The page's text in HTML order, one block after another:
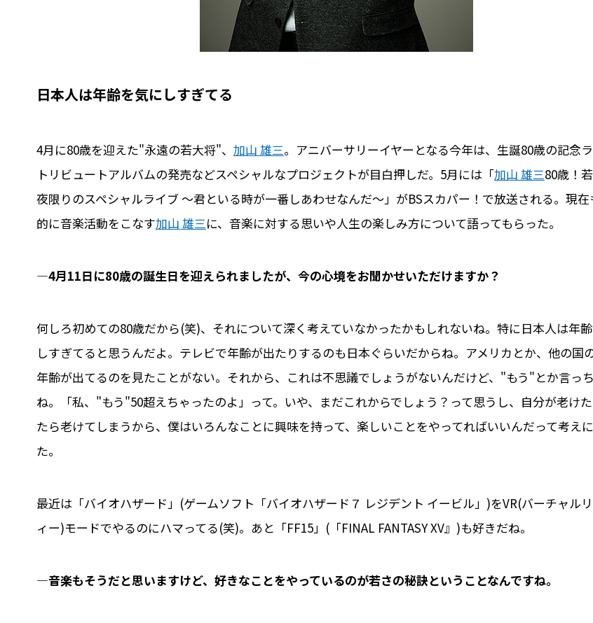
日本人は年齢を気にしすぎてる
4月に80歳を迎えた"永遠の若大将"、 加山 雄三。アニバーサリーイヤーとなる今年は、生誕80歳の記念
トリビュートアルバムの発売などスペシャルなプロジェクトが目白押しだ。5月には「加山 雄三80歳！
夜限りのスペシャルライブ ～君といる時が一番しあわせなんだ～」がBSスカパー！で放送される。現在
的に音楽活動をこなす加山 雄三に、音楽に対する思いや人生の楽しみ方について語ってもらった。
―4月11日に80歳の誕生日を迎えられましたが、今の心境をお聞かせいただけますか？
何しろ初めての80歳だから(笑)、それについて深く考えていなかったかもしれないね。特に日本人は年
しすぎてると思うんだよ。テレビで年齢が出たりするのも日本ぐらいだからね。アメリカとか、他の国
年齢が出てるのを見たことがない。それから、これは不思議でしょうがないんだけど、"もう"とか言っ
ね。「私、"もう"50超えちゃったのよ」って。いや、まだこれからでしょう？って思うし、自分が老け
たら老けてしまうから、僕はいろんなことに興味を持って、楽しいことをやってればいいんだって考え
た。
最近は「バイオハザード」(ゲームソフト「バイオハザード７ レジデント イービル」)をVR(バーチャル
ィー)モードでやるのにハマってる(笑)。あと「FF15」(「FINAL FANTASY XV』)も好きだね。
―音楽もそうだと思いますけど、好きなことをやっているのが若さの秘訣ということなんですね。